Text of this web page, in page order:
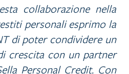
collaborazione nella
personali esprimo la
di poter condividere un
crescita con un partner
Personal Credit. Con